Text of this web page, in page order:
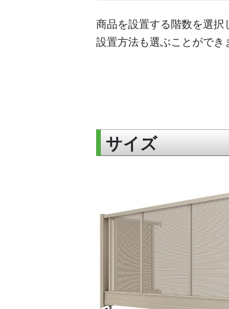
商品を設置する階数を選
設置方法も選ぶことができ
サイズ